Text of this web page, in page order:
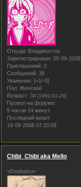
Откуда: Владивосток
Зарегистрирован: 05-09-2008
Приглашений: 0
Сообщений: 36
Уважение: [+1/-0]
Пол: Женский
Возраст: 34[1992-02-28]
Провел на форуме:
5 часов 14 минут
Последний визит:
19-09-2008 07:20:09
Chibi_Chibi aka Mello
=Doubutsu=